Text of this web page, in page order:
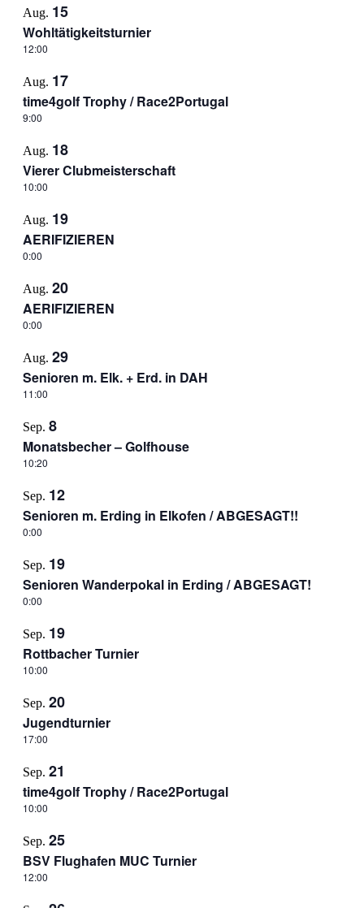
Aug. 15
Wohltätigkeitsturnier
12:00
Aug. 17
time4golf Trophy / Race2Portugal
9:00
Aug. 18
Vierer Clubmeisterschaft
10:00
Aug. 19
AERIFIZIEREN
0:00
Aug. 20
AERIFIZIEREN
0:00
Aug. 29
Senioren m. Elk. + Erd. in DAH
11:00
Sep. 8
Monatsbecher – Golfhouse
10:20
Sep. 12
Senioren m. Erding in Elkofen / ABGESAGT!!
0:00
Sep. 19
Senioren Wanderpokal in Erding / ABGESAGT!
0:00
Sep. 19
Rottbacher Turnier
10:00
Sep. 20
Jugendturnier
17:00
Sep. 21
time4golf Trophy / Race2Portugal
10:00
Sep. 25
BSV Flughafen MUC Turnier
12:00